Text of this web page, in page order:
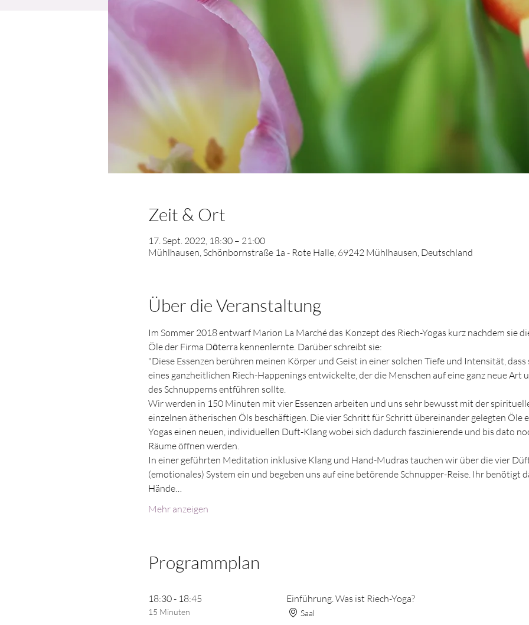
Zeit & Ort
17. Sept. 2022, 18:30 – 21:00
Mühlhausen, Schönbornstraße 1a - Rote Halle, 69242 Mühlhausen, Deutschland
Über die Veranstaltung
Im Sommer 2018 entwarf Marion La Marché das Konzept des Riech-Yogas kurz nachdem sie
Öle der Firma Dōterra kennenlernte. Darüber schreibt sie:
"Diese Essenzen berühren meinen Körper und Geist in einer solchen Tiefe und Intensität,
eines ganzheitlichen Riech-Happenings entwickelte, der die Menschen auf eine ganz neue Art
des Schnupperns entführen sollte.
Wir werden in 150 Minuten mit vier Essenzen arbeiten und uns sehr bewusst mit der
einzelnen ätherischen Öls beschäftigen. Die vier Schritt für Schritt übereinander gelegten Öle
Yogas einen neuen, individuellen Duft-Klang wobei sich dadurch faszinierende und bis dato
Räume öffnen werden.
In einer geführten Meditation inklusive Klang und Hand-Mudras tauchen wir über die vier
(emotionales) System ein und begeben uns auf eine betörende Schnupper-Reise. Ihr benötigt
Hände…
Mehr anzeigen
Programmplan
18:30 - 18:45
15 Minuten
Einführung. Was ist Riech-Yoga?
Saal